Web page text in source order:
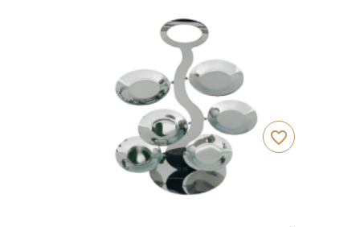
favorite_border